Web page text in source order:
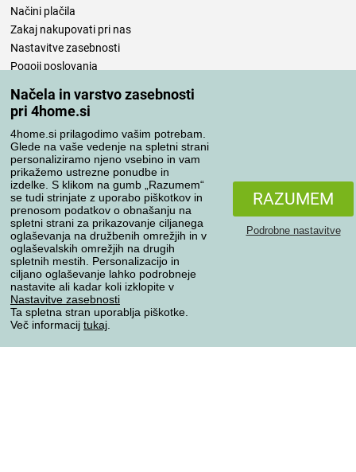
Načela in varstvo zasebnosti
pri 4home.si
4home.si prilagodimo vašim potrebam.
Glede na vaše vedenje na spletni strani
personaliziramo njeno vsebino in vam
prikažemo ustrezne ponudbe in
izdelke. S klikom na gumb „Razumem“
se tudi strinjate z uporabo piškotkov in
prenosom podatkov o obnašanju na
spletni strani za prikazovanje ciljanega
oglaševanja na družbenih omrežjih in v
oglaševalskih omrežjih na drugih
spletnih mestih. Personalizacijo in
ciljano oglaševanje lahko podrobneje
nastavite ali kadar koli izklopite v
Nastavitve zasebnosti
Ta spletna stran uporablja piškotke.
Več informacij tukaj
RAZUMEM
Podrobne nastavitve
Načini plačila
Zakaj nakupovati pri nas
Nastavitve zasebnosti
Pogoji poslovanja
Vaša naročila
Moj račun
Pregled naročil
Reklamacija
Odstop od kupoprodajne pogodbe
Pravila obdelave ocen
Načini prevoza
Načini plačila